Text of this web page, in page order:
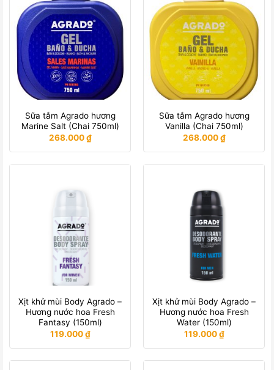
Sữa tắm Agrado hương
Marine Salt (Chai 750ml)
268.000₫
Sữa tắm Agrado hương
Vanilla (Chai 750ml)
268.000₫
Xịt khử mùi Body Agrado –
Hương nước hoa Fresh
Fantasy (150ml)
119.000₫
Xịt khử mùi Body Agrado –
Hương nước hoa Fresh
Water (150ml)
119.000₫